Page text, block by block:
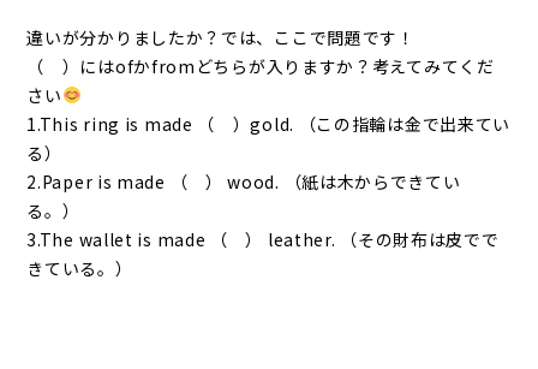
違いが分かりましたか？では、ここで問題です！
（ ）にはofかfromどちらが入りますか？考えてみてくだ
さい
1.This ring is made （ ）gold. （この指輪は金で出来てい
る）
2.Paper is made （ ） wood. （紙は木からできてい
る。）
3.The wallet is made （ ） leather. （その財布は皮でで
きている。）